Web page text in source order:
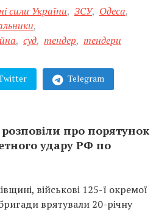
сили України, ЗСУ, Одеса,
,
, суд, тендер, тендери
Telegram
про порятунок
удару РФ по
військові 125-ї окремої
врятували 20-річну